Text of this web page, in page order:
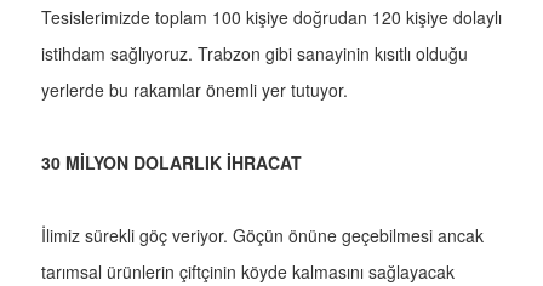
Tesislerimizde toplam 100 kişiye doğrudan 120 kişiye dolaylı
istihdam sağlıyoruz. Trabzon gibi sanayinin kısıtlı olduğu
yerlerde bu rakamlar önemli yer tutuyor.
30 MİLYON DOLARLIK İHRACAT
İlimiz sürekli göç veriyor. Göçün önüne geçebilmesi ancak
tarımsal ürünlerin çiftçinin köyde kalmasını sağlayacak